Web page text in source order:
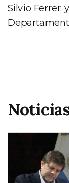
Silvio Ferrer;